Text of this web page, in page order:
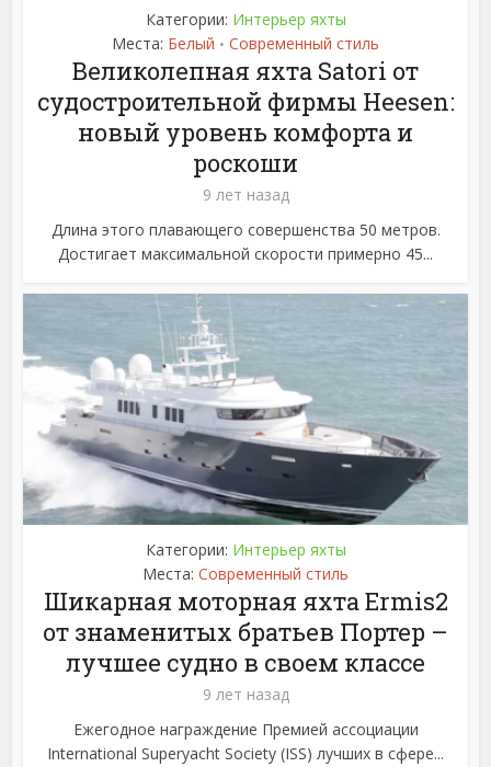
Категории: Интерьер яхты
Места: Белый • Современный стиль
Великолепная яхта Satori от
судостроительной фирмы Heesen:
новый уровень комфорта и
роскоши
9 лет назад
Длина этого плавающего совершенства 50 метров.
Достигает максимальной скорости примерно 45...
Категории: Интерьер яхты
Места: Современный стиль
Шикарная моторная яхта Ermis2
от знаменитых братьев Портер –
лучшее судно в своем классе
9 лет назад
Ежегодное награждение Премией ассоциации
International Superyacht Society (ISS) лучших в сфере...